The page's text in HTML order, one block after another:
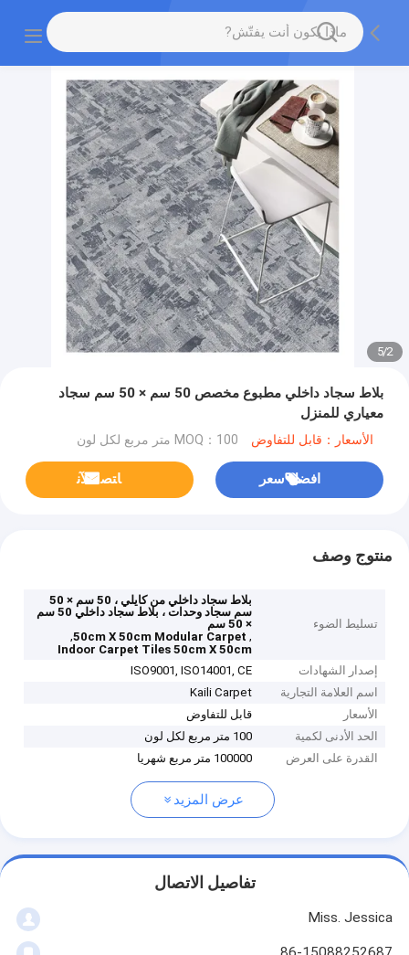
2
/
5
بلاط سجاد داخلي مطبوع مخصص 50 سم × 50 سم سجاد
معياري للمنزل
الأسعار：قابل للتفاوض MOQ：100 متر مربع لكل لون
افضل سعر ﺎﺘﺼﻟ ﺍﻶﻧ
منتوج وصف
تسليط الضوء
بلاط سجاد داخلي من كايلي ، 50 سم × 50
سم سجاد وحدات ، بلاط سجاد داخلي 50 سم
× 50 سم
,
50cm X 50cm Modular Carpet
,
Indoor Carpet Tiles 50cm X 50cm
إصدار الشهادات
ISO9001, ISO14001, CE
اسم العلامة التجارية
Kaili Carpet
الأسعار
قابل للتفاوض
الحد الأدنى لكمية
100 متر مربع لكل لون
القدرة على العرض
100000 متر مربع شهريا
عرض المزيد
تفاصيل الاتصال
Miss. Jessica